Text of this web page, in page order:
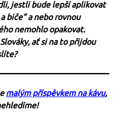
jestli bude lepší aplikovat
biče” a nebo rovnou
nemohlo opakovat.
ať si na to přijdou
malým příspěvkem na kávu,